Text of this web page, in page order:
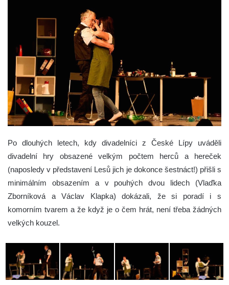
Po dlouhých letech, kdy divadelníci z České Lípy uváděli
divadelní hry obsazené velkým počtem herců a hereček
(naposledy v představení Lesů jich je dokonce šestnáct!) přišli s
minimálním obsazením a v pouhých dvou lidech (Vlaďka
Zborníková a Václav Klapka) dokázali, že si poradí i s
komorním tvarem a že když je o čem hrát, není třeba žádných
velkých kouzel.